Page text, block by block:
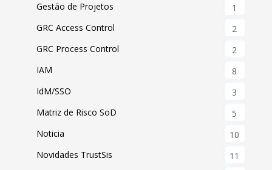
Gestão de Projetos
1
GRC Access Control
2
GRC Process Control
2
IAM
8
IdM/SSO
3
Matriz de Risco SoD
5
Noticia
10
Novidades TrustSis
11